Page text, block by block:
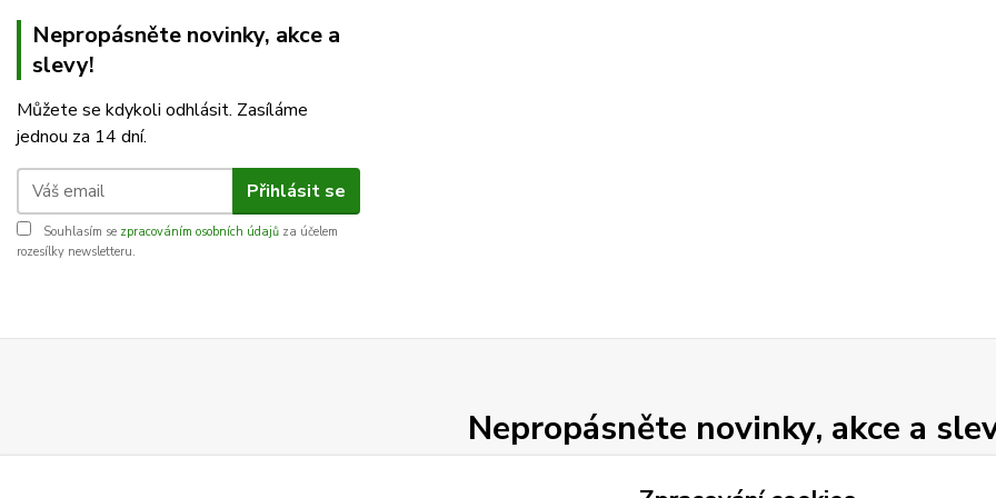
Nepropásněte novinky, akce a
slevy!
Můžete se kdykoli odhlásit. Zasíláme
jednou za 14 dní.
Přihlásit se
Souhlasím se zpracováním osobních údajů za účelem
rozesílky newsletteru.
Nepropásněte novinky, akce a